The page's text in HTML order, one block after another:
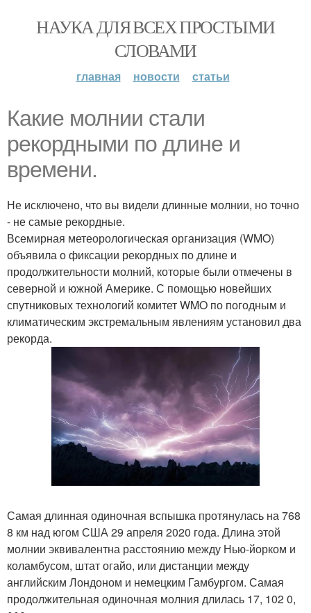
НАУКА ДЛЯ ВСЕХ ПРОСТЫМИ
СЛОВАМИ
главная новости статьи
Какие молнии стали
рекордными по длине и
времени.
Не исключено, что вы видели длинные молнии, но точно
- не самые рекордные.
Всемирная метеорологическая организация (WMO)
объявила о фиксации рекордных по длине и
продолжительности молний, которые были отмечены в
северной и южной Америке. С помощью новейших
спутниковых технологий комитет WMO по погодным и
климатическим экстремальным явлениям установил два
рекорда.
Самая длинная одиночная вспышка протянулась на 768
8 км над югом США 29 апреля 2020 года. Длина этой
молнии эквивалентна расстоянию между Нью-йорком и
коламбусом, штат огайо, или дистанции между
английским Лондоном и немецким Гамбургом. Самая
продолжительная одиночная молния длилась 17, 102 0,